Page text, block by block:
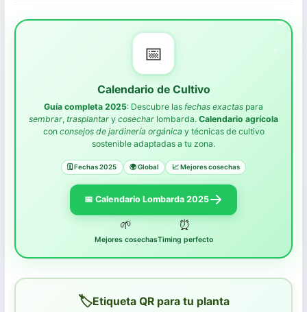
Plantas Aromáticas
Plantas de Exterior
📅
Calendario de Cultivo
Guía completa 2025: Descubre las fechas exactas para
sembrar, trasplantar y cosechar lombarda. Calendario agrícola
con consejos de jardinería orgánica y técnicas de cultivo
sostenible adaptadas a tu zona.
🗓️ Fechas 2025 🌍 Global 📈 Mejores cosechas
📅 Calendario Lombarda 2025
🌱
Mejores cosechas
⏰
Timing perfecto
Etiqueta QR para tu planta